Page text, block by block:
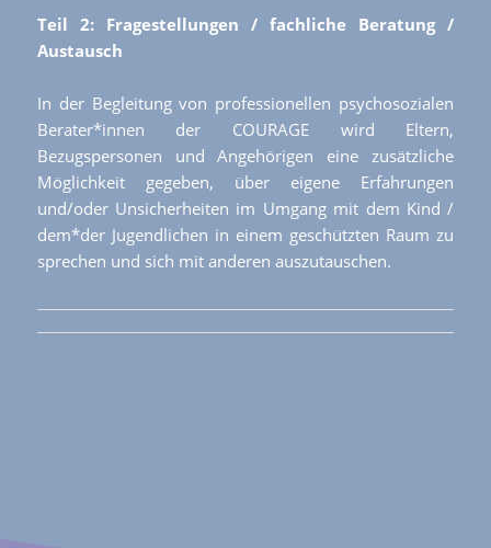
Teil 2: Fragestellungen / fachliche Beratung /
Austausch
In der Begleitung von professionellen psychosozialen
Berater*innen der COURAGE wird Eltern,
Bezugspersonen und Angehörigen eine zusätzliche
Möglichkeit gegeben, über eigene Erfahrungen
und/oder Unsicherheiten im Umgang mit dem Kind /
dem*der Jugendlichen in einem geschützten Raum zu
sprechen und sich mit anderen auszutauschen.